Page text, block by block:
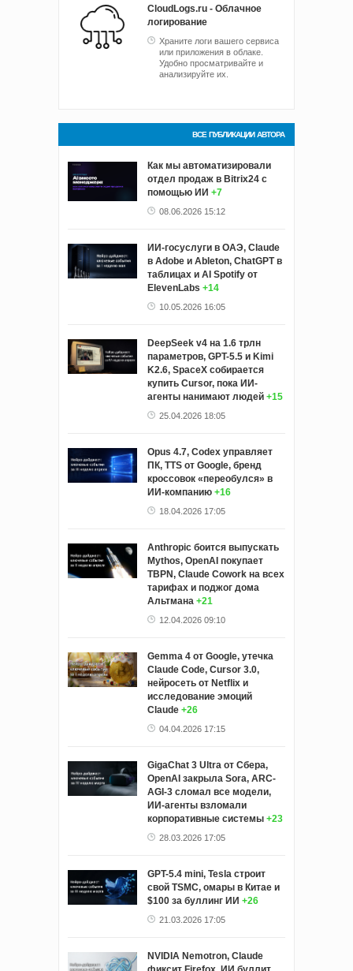
CloudLogs.ru - Облачное
логирование
Храните логи вашего сервиса
или приложения в облаке.
Удобно просматривайте и
анализируйте их.
ВСЕ ПУБЛИКАЦИИ АВТОРА
Как мы автоматизировали
отдел продаж в Bitrix24 с
помощью ИИ +7
08.06.2026 15:12
ИИ-госуслуги в ОАЭ, Claude
в Adobe и Ableton, ChatGPT в
таблицах и AI Spotify от
ElevenLabs +14
10.05.2026 16:05
DeepSeek v4 на 1.6 трлн
параметров, GPT-5.5 и Kimi
K2.6, SpaceX собирается
купить Cursor, пока ИИ-
агенты нанимают людей +15
25.04.2026 18:05
Opus 4.7, Codex управляет
ПК, TTS от Google, бренд
кроссовок «переобулся» в
ИИ-компанию +16
18.04.2026 17:05
Anthropic боится выпускать
Mythos, OpenAI покупает
TBPN, Claude Cowork на всех
тарифах и поджог дома
Альтмана +21
12.04.2026 09:10
Gemma 4 от Google, утечка
Claude Code, Cursor 3.0,
нейросеть от Netflix и
исследование эмоций
Claude +26
04.04.2026 17:15
GigaChat 3 Ultra от Сбера,
OpenAI закрыла Sora, ARC-
AGI-3 сломал все модели,
ИИ-агенты взломали
корпоративные системы +23
28.03.2026 17:05
GPT-5.4 mini, Tesla строит
свой TSMC, омары в Китае и
$100 за буллинг ИИ +26
21.03.2026 17:05
NVIDIA Nemotron, Claude